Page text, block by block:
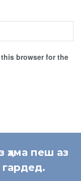
browser for the
ҳама пеш аз
гардед.